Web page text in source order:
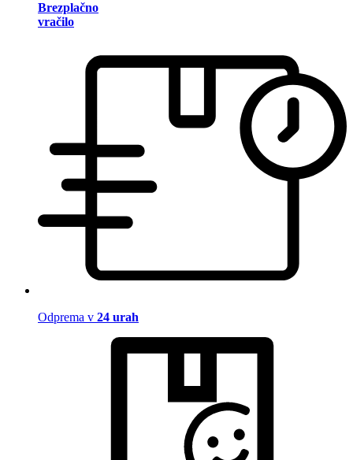
Brezplačno
vračilo
Odprema v 24 urah